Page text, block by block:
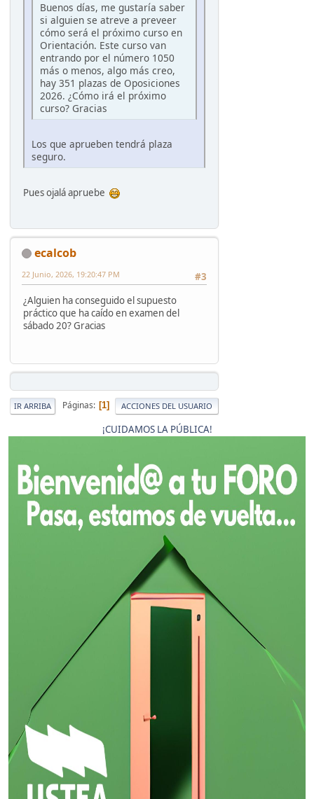
Buenos días, me gustaría saber
si alguien se atreve a preveer
cómo será el próximo curso en
Orientación. Este curso van
entrando por el número 1050
más o menos, algo más creo,
hay 351 plazas de Oposiciones
2026. ¿Cómo irá el próximo
curso? Gracias
Los que aprueben tendrá plaza
seguro.
Pues ojalá apruebe
ecalcob
#3
22 Junio, 2026, 19:20:47 PM
¿Alguien ha conseguido el supuesto
práctico que ha caído en examen del
sábado 20? Gracias
IR ARRIBA Páginas 1 ACCIONES DEL USUARIO
¡CUIDAMOS LA PÚBLICA!